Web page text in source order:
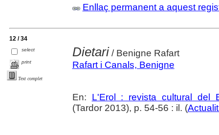
Enllaç permanent a aquest
12 / 34
select
print
Text complet
Dietari/ Benigne Rafart
Rafart i Canals, Benigne
En: L'Erol : revista cultural del
(Tardor 2013), p. 54-56 : il. (